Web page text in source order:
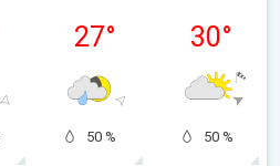
27°
50 %
30°
50 %